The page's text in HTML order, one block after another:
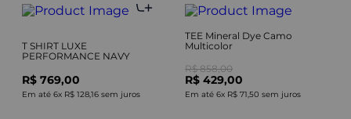
T SHIRT LUXE
PERFORMANCE NAVY
R$ 769,00
Em até 6x R$ 128,16 sem juros
TEE Mineral Dye Camo
Multicolor
R$ 858,00
R$ 429,00
Em até 6x R$ 71,50 sem juros